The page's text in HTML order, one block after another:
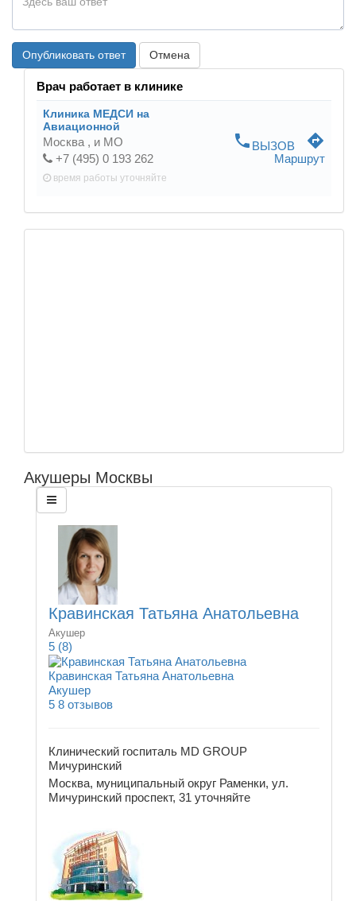
Опубликовать ответ Отмена
Врач работает в клинике
Клиника МЕДСИ на
Авиационной
Москва , и МО
+7 (495) 0 193 262
время работы уточняйте
phone ВЫЗОВ directions
Маршрут
Акушеры Москвы
Кравинская Татьяна Анатольевна
Акушер
5 (8)
Кравинская Татьяна Анатольевна
Акушер
5 8 отзывов
Клинический госпиталь MD GROUP
Мичуринский
Москва, муниципальный округ Раменки, ул.
Мичуринский проспект, 31 уточняйте